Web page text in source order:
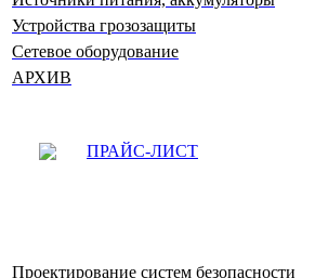
Устройства грозозащиты
Сетевое оборудование
АРХИВ
ПРАЙС-ЛИСТ
Проектирование систем безопасности